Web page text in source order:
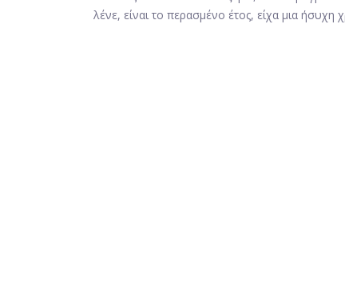
λένε, είναι το περασμένο έτος, είχα μια